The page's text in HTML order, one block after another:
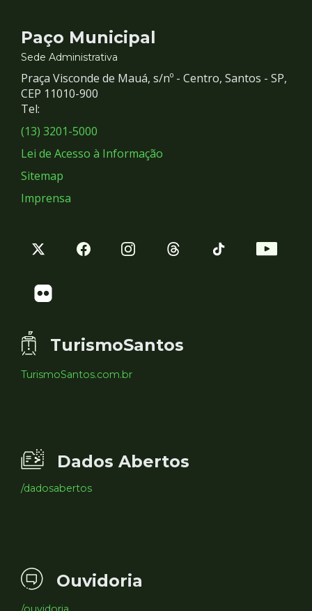
Contato
e
Redes
Sociais
Paço Municipal
Sede Administrativa
Praça Visconde de Mauá, s/nº - Centro, Santos - SP,
CEP 11010-900
Tel:
(13) 3201-5000
Lei de Acesso à Informação
Sitemap
Imprensa
TurismoSantos
TurismoSantos.com.br
Dados Abertos
/dadosabertos
Ouvidoria